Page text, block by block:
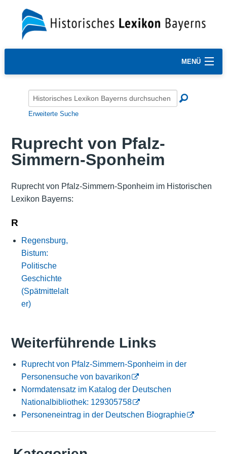
MENÜ
Erweiterte Suche
Ruprecht von Pfalz-
Simmern-Sponheim
Ruprecht von Pfalz-Simmern-Sponheim im Historischen
Lexikon Bayerns:
R
Regensburg,
Bistum:
Politische
Geschichte
(Spätmittelalt
er)
Weiterführende Links
Ruprecht von Pfalz-Simmern-Sponheim in der
Personensuche von bavarikon
Normdatensatz im Katalog der Deutschen
Nationalbibliothek: 129305758
Personeneintrag in der Deutschen Biographie